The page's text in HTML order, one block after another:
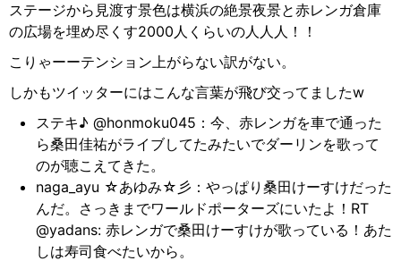
ステージから見渡す景色は横浜の絶景夜景と赤レンガ倉庫
の広場を埋め尽くす2000人くらいの人人人！！
こりゃーーテンション上がらない訳がない。
しかもツイッターにはこんな言葉が飛び交ってましたw
ステキ♪ @honmoku045：今、赤レンガを車で通った
ら桑田佳祐がライブしてたみたいでダーリンを歌って
のが聴こえてきた。
naga_ayu ☆あゆみ☆彡：やっぱり桑田けーすけだった
んだ。さっきまでワールドポーターズにいたよ！RT
@yadans: 赤レンガで桑田けーすけが歌っている！あた
しは寿司食べたいから。